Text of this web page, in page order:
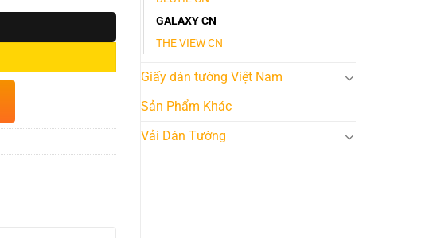
GALAXY CN
THE VIEW CN
Giấy dán tường Việt Nam
Sản Phẩm Khác
Vải Dán Tường